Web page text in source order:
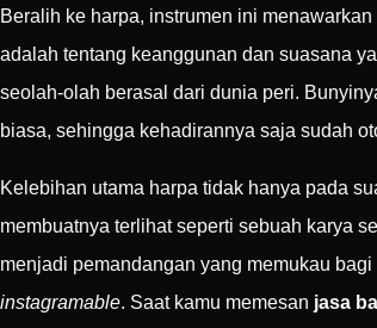
Beralih ke harpa, instrumen ini
adalah tentang keanggunan dan suasana
seolah-olah berasal dari dunia peri.
biasa, sehingga kehadirannya saja sudah
Kelebihan utama harpa tidak hanya pada
membuatnya terlihat seperti sebuah karya
menjadi pemandangan yang memukau
instagramable. Saat kamu memesan jasa